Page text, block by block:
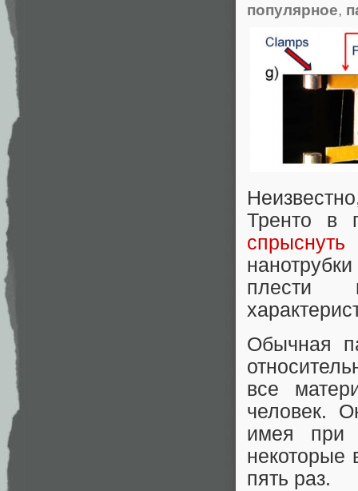
популярное,
Тренто в
плести
Обычная
все
человек.
имея при
некоторые
пять раз.